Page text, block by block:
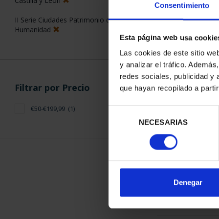
Consentimiento
Esta página web usa
Las cookies de este sitio
y analizar el tráfico.
redes sociales, publicidad y
que hayan recopilado a
consentimiento
NECESARIAS
Denegar
925
Series
II Serie Ciudades Patrimonio de la
ORDENAR POR:
1 Productos